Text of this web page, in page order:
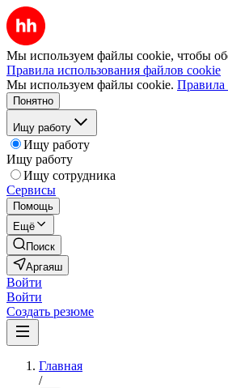
Мы используем файлы cookie, чтобы
Правила использования файлов cookie
Мы используем файлы cookie. Правила
Понятно
Ищу работу
Ищу работу
Ищу работу
Ищу сотрудника
Сервисы
Помощь
Ещё
Поиск
Аргаяш
Войти
Войти
Создать резюме
Главная
/